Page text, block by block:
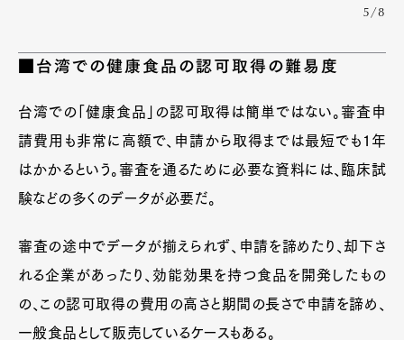
Art&DesignWatchFashion
ProductCultureLifestyle
5/8
■台湾での健康食品の認可取得の難易度
台湾での「健康食品」の認可取得は簡単ではない。審査申
請費用も非常に高額で、申請から取得までは最短でも1年
はかかるという。審査を通るために必要な資料には、臨床試
験などの多くのデータが必要だ。
審査の途中でデータが揃えられず、申請を諦めたり、却下さ
れる企業があったり、効能効果を持つ食品を開発したもの
の、この認可取得の費用の高さと期間の長さで申請を諦め、
一般食品として販売しているケースもある。